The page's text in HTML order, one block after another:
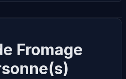
Fromage